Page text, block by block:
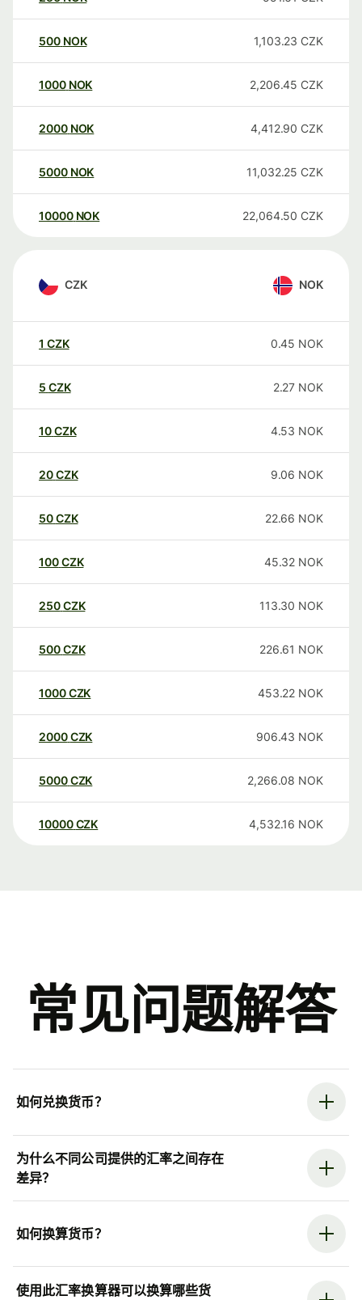
500 NOK 1,103.23 CZK
1000 NOK 2,206.45 CZK
2000 NOK 4,412.90 CZK
5000 NOK 11,032.25 CZK
10000 NOK 22,064.50 CZK
CZK NOK
1 CZK 0.45 NOK
5 CZK 2.27 NOK
10CZK 4.53 NOK
20CZK 9.06 NOK
50CZK 22.66 NOK
100CZK 45.32 NOK
250CZK 113.30 NOK
500CZK 226.61 NOK
1000CZK 453.22 NOK
2000CZK 906.43 NOK
5000CZK 2,266.08 NOK
10000 CZK 4,532.16 NOK
常见问题解答
如何兑换货币？
为什么不同公司提供的汇率之间存在
差异？
如何换算货币？
使用此汇率换算器可以换算哪些货